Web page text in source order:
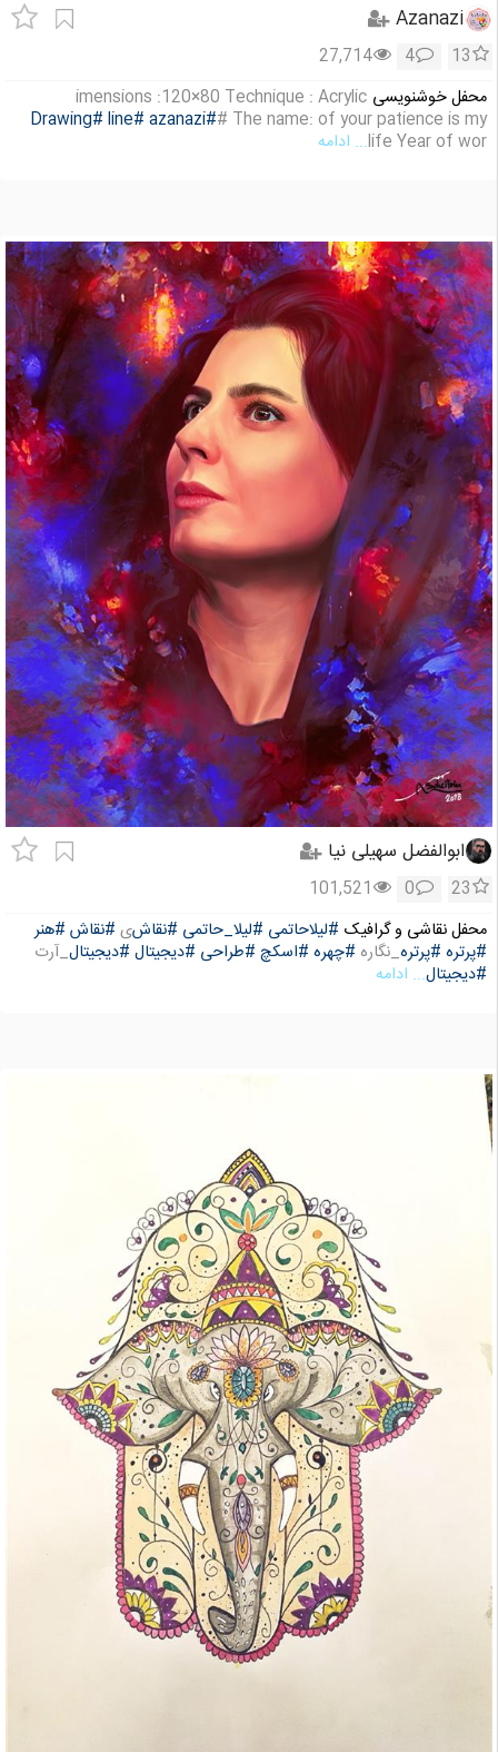
Azanazi
13
4
27,714
محفل خوشنویسی imensions :120×80 Technique : Acrylic
#Drawing
#line #azanazi# The name: of your patience is my
life Year of wor... ادامه
ابوالفضل سهیلی نیا
23
0
101,521
محفل نقاشی و گرافیک #لیلاحاتمی #لیلا_حاتمی #نقاشی #نقاش #هنر
#پرتره #پرتره_نگاره #چهره #اسکچ #طراحی #دیجیتال #دیجیتال_آرت
#دیجیتال... ادامه